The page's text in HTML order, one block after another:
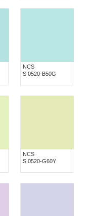
NCS
S 0520-B50G
NCS
S 0520-G60Y